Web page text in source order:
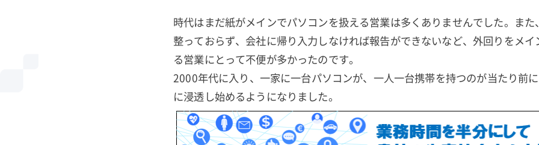
時代はまだ紙がメインでパソコンを扱える営業は多くありませんでした。ま
整っておらず、会社に帰り入力しなければ報告ができないなど、外回りをメ
る営業にとって不便が多かったのです。
2000年代に入り、一家に一台パソコンが、一人一台携帯を持つのが当たり前
に浸透し始めるようになりました。